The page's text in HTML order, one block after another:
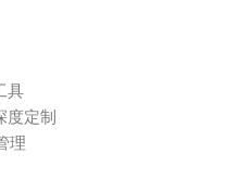
具
度定制
理